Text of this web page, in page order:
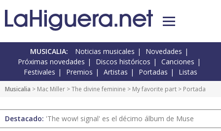
MUSICALIA: Noticias musicales
Novedades
Próximas novedades
Discos históricos
Canciones
Festivales
Premios Artistas Portadas Listas
Musicalia > Mac Miller >The divine feminine > My favorite part > Portada
Destacado: 'The wow! signal' es el décimo álbum de Muse